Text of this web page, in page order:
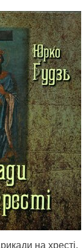
на хресті.